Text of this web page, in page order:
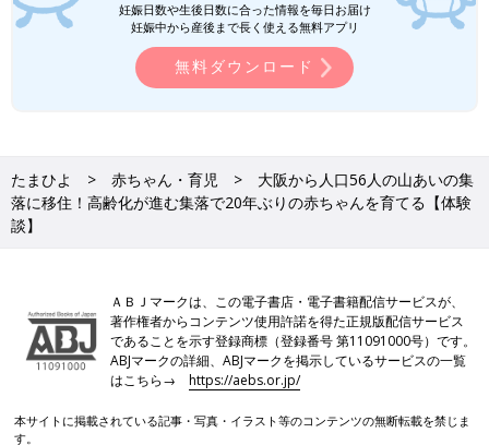
妊娠日数や生後日数に合った情報を毎日お届け
妊娠中から産後まで長く使える無料アプリ
無料ダウンロード
たまひよ 赤ちゃん・育児
大阪から人口56人の山あいの集
落に移住！高齢化が進む集落で20年ぶりの赤ちゃんを育てる【体験
談】
ＡＢＪマークは、この電子書店・電子書籍配信サービスが、
著作権者からコンテンツ使用許諾を得た正規版配信サービス
であることを示す登録商標（登録番号 第11091000号）です。
ABJマークの詳細、ABJマークを掲示しているサービスの一覧
はこちら→https://aebs.or.jp/
本サイトに掲載されている記事・写真・イラスト等のコンテンツの無断転載を禁じま
す。